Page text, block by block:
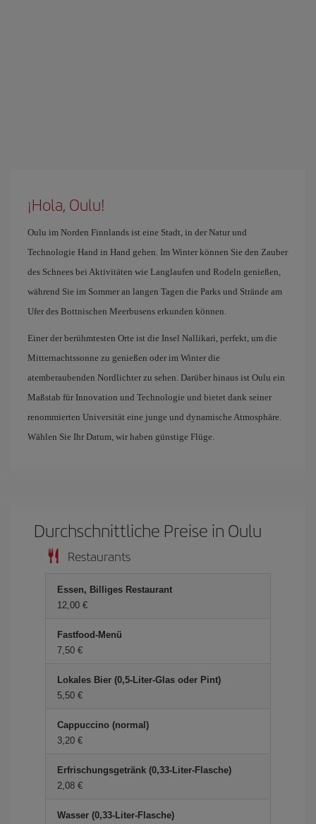
¡Hola, Oulu!
Oulu im Norden Finnlands ist eine Stadt, in der Natur und
Technologie Hand in Hand gehen. Im Winter können Sie den Zauber
des Schnees bei Aktivitäten wie Langlaufen und Rodeln genießen,
während Sie im Sommer an langen Tagen die Parks und Strände am
Ufer des Bottnischen Meerbusens erkunden können.
Einer der berühmtesten Orte ist die Insel Nallikari, perfekt, um die
Mitternachtssonne zu genießen oder im Winter die
atemberaubenden Nordlichter zu sehen. Darüber hinaus ist Oulu ein
Maßstab für Innovation und Technologie und bietet dank seiner
renommierten Universität eine junge und dynamische Atmosphäre.
Wählen Sie Ihr Datum, wir haben günstige Flüge.
Durchschnittliche Preise in Oulu
Restaurants
Essen, Billiges Restaurant
12,00 €
Fastfood-Menü
7,50 €
Lokales Bier (0,5-Liter-Glas oder Pint)
5,50 €
Cappuccino (normal)
3,20 €
Erfrischungsgetränk (0,33-Liter-Flasche)
2,08 €
Wasser (0,33-Liter-Flasche)